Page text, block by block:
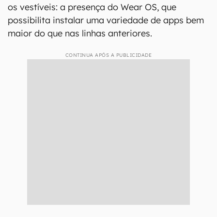
os vestíveis: a presença do Wear OS, que
possibilita instalar uma variedade de apps bem
maior do que nas linhas anteriores.
CONTINUA APÓS A PUBLICIDADE